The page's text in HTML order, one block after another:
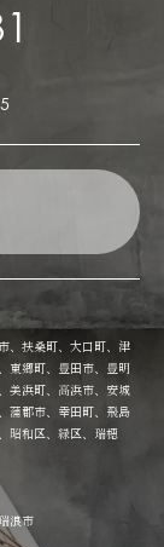
、扶桑町、大口町、津
東郷町、豊田市、豊明
美浜町、高浜市、安城
蒲郡市、幸田町、飛島
昭和区、緑区、瑞穂
浪市